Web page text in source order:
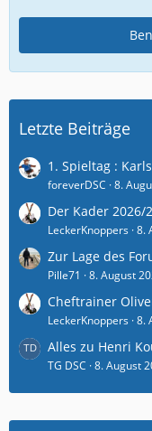
Letzte Beiträge
1. Spieltag :
foreverDSC 8.
Der Kader 2026/
LeckerKnoppers 8.
Zur Lage des
Pille71 8. August
Cheftrainer
LeckerKnoppers 8.
Alles zu Henri
TG DSC 8. August